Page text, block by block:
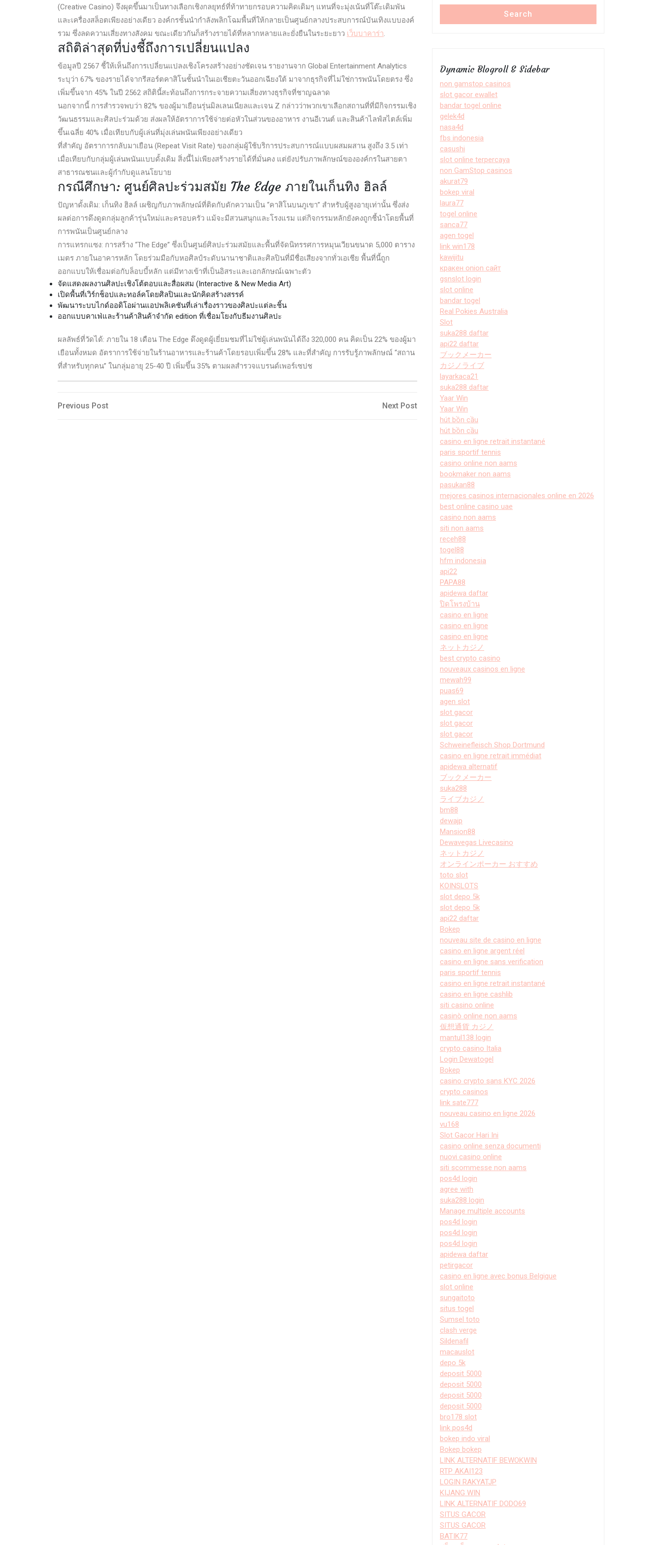
(Creative Casino) จึงผุดขึ้นมาเป็นทางเลือกเชิงกลยุทธ์ที่ท้าทายกรอบความคิดเดิมๆ แทนที่จะมุ่งเน้นที่โต๊ะเดิมพัน
และเครื่องสล็อตเพียงอย่างเดียว องค์กรชั้นนำกำลังพลิกโฉมพื้นที่ให้กลายเป็นศูนย์กลางประสบการณ์บันเทิงแบบองค์
รวม ซึ่งลดความเสี่ยงทางสังคม ขณะเดียวกันก็สร้างรายได้ที่หลากหลายและยั่งยืนในระยะยาว เว็บบาคาร่า.
สถิติล่าสุดที่บ่งชี้ถึงการเปลี่ยนแปลง
ข้อมูลปี 2567 ชี้ให้เห็นถึงการเปลี่ยนแปลงเชิงโครงสร้างอย่างชัดเจน รายงานจาก Global Entertainment Analytics
ระบุว่า 67% ของรายได้จากรีสอร์ตคาสิโนชั้นนำในเอเชียตะวันออกเฉียงใต้ มาจากธุรกิจที่ไม่ใช่การพนันโดยตรง ซึ่ง
เพิ่มขึ้นจาก 45% ในปี 2562 สถิตินี้สะท้อนถึงการกระจายความเสี่ยงทางธุรกิจที่ชาญฉลาด
นอกจากนี้ การสำรวจพบว่า 82% ของผู้มาเยือนรุ่นมิลเลนเนียลและเจน Z กล่าวว่าพวกเขาเลือกสถานที่ที่มีกิจกรรมเชิง
วัฒนธรรมและศิลปะร่วมด้วย ส่งผลให้อัตราการใช้จ่ายต่อหัวในส่วนของอาหาร งานอีเวนต์ และสินค้าไลฟ์สไตล์เพิ่ม
ขึ้นเฉลี่ย 40% เมื่อเทียบกับผู้เล่นที่มุ่งเล่นพนันเพียงอย่างเดียว
ที่สำคัญ อัตราการกลับมาเยือน (Repeat Visit Rate) ของกลุ่มผู้ใช้บริการประสบการณ์แบบผสมผสาน สูงถึง 3.5 เท่า
เมื่อเทียบกับกลุ่มผู้เล่นพนันแบบดั้งเดิม สิ่งนี้ไม่เพียงสร้างรายได้ที่มั่นคง แต่ยังปรับภาพลักษณ์ขององค์กรในสายตา
สาธารณชนและผู้กำกับดูแลนโยบาย
กรณีศึกษา: ศูนย์ศิลปะร่วมสมัย The Edge ภายในเก็นทิง ฮิลล์
ปัญหาดั้งเดิม: เก็นทิง ฮิลล์ เผชิญกับภาพลักษณ์ที่ติดกับดักความเป็น “คาสิโนบนภูเขา” สำหรับผู้สูงอายุเท่านั้น ซึ่งส่ง
ผลต่อการดึงดูดกลุ่มลูกค้ารุ่นใหม่และครอบครัว แม้จะมีสวนสนุกและโรงแรม แต่กิจกรรมหลักยังคงถูกชี้นำโดยพื้นที่
การพนันเป็นศูนย์กลาง
การแทรกแซง: การสร้าง “The Edge” ซึ่งเป็นศูนย์ศิลปะร่วมสมัยและพื้นที่จัดนิทรรศการหมุนเวียนขนาด 5,000 ตาราง
เมตร ภายในอาคารหลัก โดยร่วมมือกับหอศิลป์ระดับนานาชาติและศิลปินที่มีชื่อเสียงจากทั่วเอเชีย พื้นที่นี้ถูก
ออกแบบให้เชื่อมต่อกับล็อบบี้หลัก แต่มีทางเข้าที่เป็นอิสระและเอกลักษณ์เฉพาะตัว
จัดแสดงผลงานศิลปะเชิงโต้ตอบและสื่อผสม (Interactive & New Media Art)
เปิดพื้นที่เวิร์กช็อปและทอล์คโดยศิลปินและนักคิดสร้างสรรค์
พัฒนาระบบไกด์ออดิโอผ่านแอปพลิเคชันที่เล่าเรื่องราวของศิลปะแต่ละชิ้น
ออกแบบคาเฟ่และร้านค้าสินค้าจำกัด edition ที่เชื่อมโยงกับธีมงานศิลปะ
ผลลัพธ์ที่วัดได้: ภายใน 18 เดือน The Edge ดึงดูดผู้เยี่ยมชมที่ไม่ใช่ผู้เล่นพนันได้ถึง 320,000 คน คิดเป็น 22% ของผู้มา
เยือนทั้งหมด อัตราการใช้จ่ายในร้านอาหารและร้านค้าโดยรอบเพิ่มขึ้น 28% และที่สำคัญ การรับรู้ภาพลักษณ์ “สถาน
ที่สำหรับทุกคน” ในกลุ่มอายุ 25-40 ปี เพิ่มขึ้น 35% ตามผลสำรวจแบรนด์เพอร์เซปช
Post
Previous
Previous Post
Next
Next Post
Search
Dynamic Blogroll & Sidebar
non gamstop casinos
slot gacor ewallet
bandar togel online
gelek4d
nasa4d
fbs indonesia
casushi
slot online terpercaya
non GamStop casinos
akurat79
bokep viral
laura77
togel online
sanca77
agen togel
link win178
kawijitu
кракен onion сайт
gsnslot login
slot online
bandar togel
Real Pokies Australia
Slot
suka288 daftar
api22 daftar
ブックメーカー
カジノライブ
layarkaca21
suka288 daftar
Yaar Win
Yaar Win
hút bồn cầu
hút bồn cầu
casino en ligne retrait instantané
paris sportif tennis
casino online non aams
bookmaker non aams
pasukan88
mejores casinos internacionales online en 2026
best online casino uae
casino non aams
siti non aams
receh88
togel88
hfm indonesia
api22
PAPA88
apidewa daftar
ปิดโพรงบ้าน
casino en ligne
casino en ligne
casino en ligne
ネットカジノ
best crypto casino
nouveaux casinos en ligne
mewah99
puas69
agen slot
slot gacor
slot gacor
slot gacor
Schweinefleisch Shop Dortmund
casino en ligne retrait immédiat
apidewa alternatif
ブックメーカー
suka288
ライブカジノ
bm88
dewajp
Mansion88
Dewavegas Livecasino
ネットカジノ
オンラインポーカー おすすめ
toto slot
KOINSLOTS
slot depo 5k
slot depo 5k
api22 daftar
Bokep
nouveau site de casino en ligne
casino en ligne argent réel
casino en ligne sans verification
paris sportif tennis
casino en ligne retrait instantané
casino en ligne cashlib
siti casino online
casinò online non aams
仮想通貨 カジノ
mantul138 login
crypto casino Italia
Login Dewatogel
Bokep
casino crypto sans KYC 2026
crypto casinos
link sate777
nouveau casino en ligne 2026
vu168
Slot Gacor Hari Ini
casino online senza documenti
nuovi casino online
siti scommesse non aams
pos4d login
agree with
suka288 login
Manage multiple accounts
pos4d login
pos4d login
pos4d login
apidewa daftar
petirgacor
casino en ligne avec bonus Belgique
slot online
sungaitoto
situs togel
Sumsel toto
clash verge
Sildenafil
macauslot
depo 5k
deposit 5000
deposit 5000
deposit 5000
deposit 5000
bro178 slot
link pos4d
bokep indo viral
Bokep bokep
LINK ALTERNATIF BEWOKWIN
RTP AKAI123
LOGIN RAKYATJP
KIJANG WIN
LINK ALTERNATIF DODO69
SITUS GACOR
SITUS GACOR
BATIK77